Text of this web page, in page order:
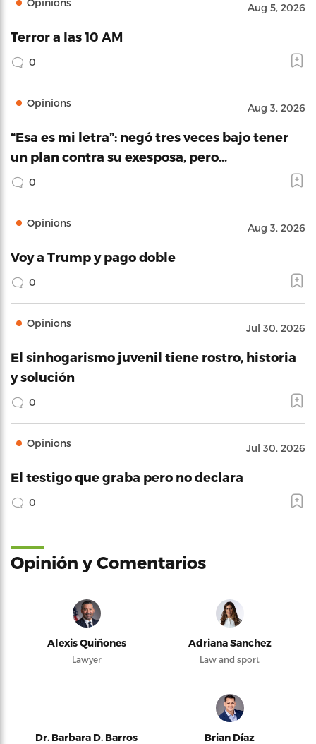
Opinions Aug 5, 2026
Terror a las 10 AM
0
Opinions Aug 3, 2026
“Esa es mi letra”: negó tres veces bajo tener
un plan contra su exesposa, pero…
0
Opinions Aug 3, 2026
Voy a Trump y pago doble
0
Opinions Jul 30, 2026
El sinhogarismo juvenil tiene rostro, historia
y solución
0
Opinions Jul 30, 2026
El testigo que graba pero no declara
0
Opinión y Comentarios
Alexis Quiñones
Lawyer
Adriana Sanchez
Law and sport
Dr. Barbara D. Barros Brian Díaz